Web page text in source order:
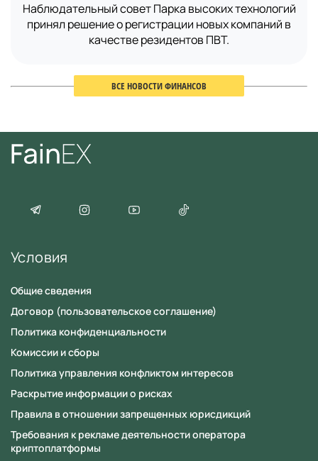
Наблюдательный совет Парка высоких технологий
принял решение о регистрации новых компаний в
качестве резидентов ПВТ.
ВСЕ НОВОСТИ ФИНАНСОВ
Условия
Общие сведения
Договор (пользовательское соглашение)
Политика конфиденциальности
Комиссии и сборы
Политика управления конфликтом интересов
Раскрытие информации о рисках
Правила в отношении запрещенных юрисдикций
Требования к рекламе деятельности оператора
криптоплатформы